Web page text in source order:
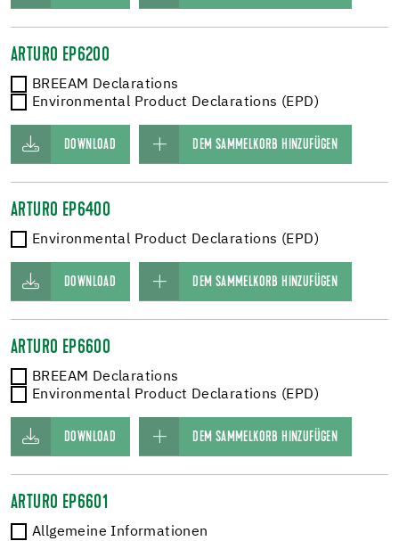
ARTURO EP6200
BREEAM Declarations
Environmental Product Declarations (EPD)
DOWNLOAD DEM SAMMELKORB HINZUFÜGEN
ARTURO EP6400
Environmental Product Declarations (EPD)
DOWNLOAD DEM SAMMELKORB HINZUFÜGEN
ARTURO EP6600
BREEAM Declarations
Environmental Product Declarations (EPD)
DOWNLOAD DEM SAMMELKORB HINZUFÜGEN
ARTURO EP6601
Allgemeine Informationen